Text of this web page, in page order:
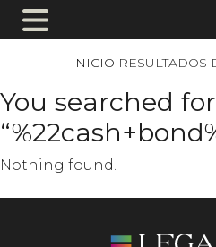
INICIO RESULTADOS
You searched for
Nothing found.